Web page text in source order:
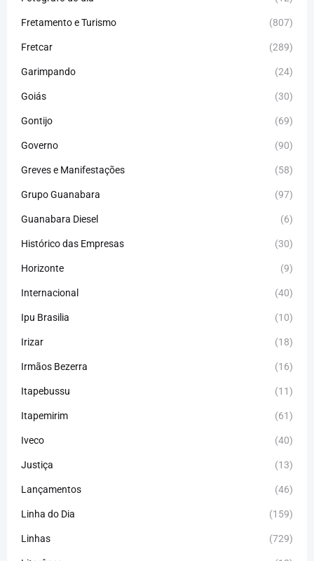
Fretamento e Turismo (807)
Fretcar (289)
Garimpando (24)
Goiás (30)
Gontijo (69)
Governo (90)
Greves e Manifestações (58)
Grupo Guanabara (97)
Guanabara Diesel (6)
Histórico das Empresas (30)
Horizonte (9)
Internacional (40)
Ipu Brasilia (10)
Irizar (18)
Irmãos Bezerra (16)
Itapebussu (11)
Itapemirim (61)
Iveco (40)
Justiça (13)
Lançamentos (46)
Linha do Dia (159)
Linhas (729)